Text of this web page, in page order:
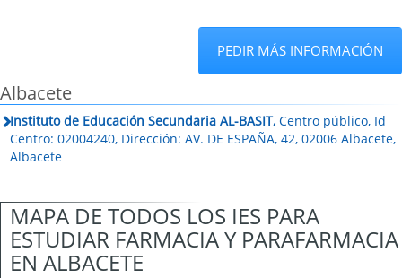
PEDIR MÁS INFORMACIÓN
Albacete
Instituto de Educación Secundaria AL-BASIT, Centro público, Id
Centro: 02004240, Dirección: AV. DE ESPAÑA, 42, 02006 Albacete,
Albacete
MAPA DE TODOS LOS IES PARA
ESTUDIAR FARMACIA Y PARAFARMACIA
EN ALBACETE